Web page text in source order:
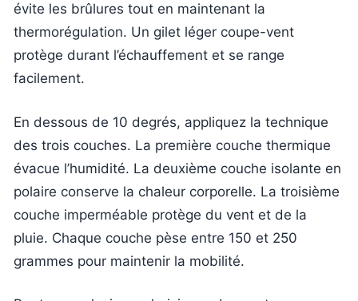
évite les brûlures tout en maintenant la
thermorégulation. Un gilet léger coupe-vent
protège durant l’échauffement et se range
facilement.
En dessous de 10 degrés, appliquez la technique
des trois couches. La première couche thermique
évacue l’humidité. La deuxième couche isolante en
polaire conserve la chaleur corporelle. La troisième
couche imperméable protège du vent et de la
pluie. Chaque couche pèse entre 150 et 250
grammes pour maintenir la mobilité.